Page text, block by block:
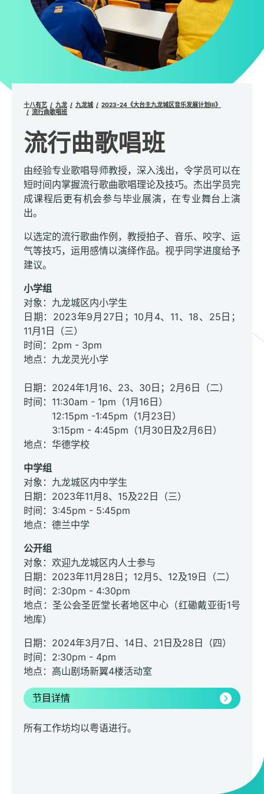
十八有艺 九龙 九龙城
2023-24《大台主九龙城区音乐发展计划III》
流行曲歌唱班
流行曲歌唱班
由经验专业歌唱导师教授，深入浅出，令学员可以在
短时间内掌握流行歌曲歌唱理论及技巧。杰出学员完
成课程后更有机会参与毕业展演，在专业舞台上演
出。
以选定的流行歌曲作例，教授拍子、音乐、咬字、运
气等技巧，运用感情以演绎作品。视乎同学进度给予
建议。
小学组
对象：九龙城区内小学生
日期：2023年9月27日；10月4、11、18、25日；
11月1日（三）
时间：2pm - 3pm
地点：九龙灵光小学
日期：2024年1月16、23、30日；2月6日（二）
时间：11:30am - 1pm（1月16日）
12:15pm -1:45pm（1月23日）
3:15pm - 4:45pm（1月30日及2月6日）
地点：华德学校
中学组
对象：九龙城区内中学生
日期：2023年11月8、15及22日（三）
时间：3:45pm - 5:45pm
地点：德兰中学
公开组
对象：欢迎九龙城区内人士参与
日期：2023年11月28日；12月5、12及19日（二）
时间：2:30pm - 4:30pm
地点：圣公会圣匠堂长者地区中心（红磡戴亚街1号
地库）
日期：2024年3月7日、14日、21日及28日（四）
时间：2:30pm - 4pm
地点：高山剧场新翼4楼活动室
节目详情
所有工作坊均以粤语进行。